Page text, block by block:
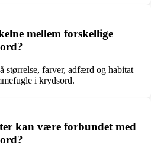
mellem forskellige
størrelse, farver, adfærd og habitat
i krydsord.
kan være forbundet med